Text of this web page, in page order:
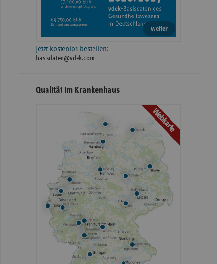
weiter
Jetzt kostenlos bestellen:
basisdaten@vdek.com
Qualität im Krankenhaus
Webkarte